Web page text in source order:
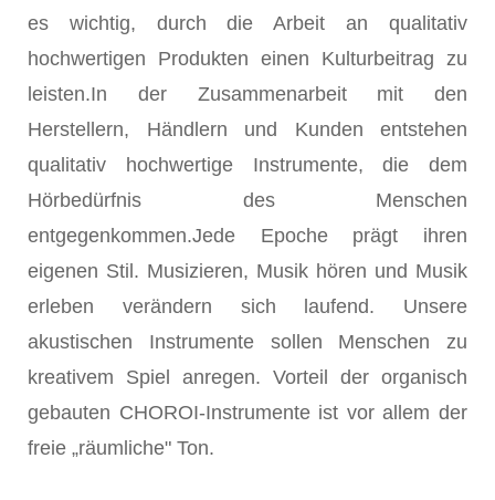
es wichtig, durch die Arbeit an qualitativ
hochwertigen Produkten einen Kulturbeitrag zu
leisten.In der Zusammenarbeit mit den
Herstellern, Händlern und Kunden entstehen
qualitativ hochwertige Instrumente, die dem
Hörbedürfnis des Menschen
entgegenkommen.Jede Epoche prägt ihren
eigenen Stil. Musizieren, Musik hören und Musik
erleben verändern sich laufend. Unsere
akustischen Instrumente sollen Menschen zu
kreativem Spiel anregen. Vorteil der organisch
gebauten CHOROI-Instrumente ist vor allem der
freie „räumliche" Ton.